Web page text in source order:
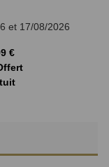
et 17/08/2026
€